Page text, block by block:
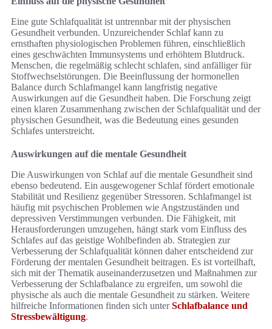
Eine gute Schlafqualität ist untrennbar mit der physischen
Gesundheit verbunden. Unzureichender Schlaf kann zu
ernsthaften physiologischen Problemen führen, einschließlich
eines geschwächten Immunsystems und erhöhtem Blutdruck.
Menschen, die regelmäßig schlecht schlafen, sind anfälliger für
Stoffwechselstörungen. Die Beeinflussung der hormonellen
Balance durch Schlafmangel kann langfristig negative
Auswirkungen auf die Gesundheit haben. Die Forschung zeigt
einen klaren Zusammenhang zwischen der Schlafqualität und der
physischen Gesundheit, was die Bedeutung eines gesunden
Schlafes unterstreicht.
Auswirkungen auf die mentale Gesundheit
Die Auswirkungen von Schlaf auf die mentale Gesundheit sind
ebenso bedeutend. Ein ausgewogener Schlaf fördert emotionale
Stabilität und Resilienz gegenüber Stressoren. Schlafmangel ist
häufig mit psychischen Problemen wie Angstzuständen und
depressiven Verstimmungen verbunden. Die Fähigkeit, mit
Herausforderungen umzugehen, hängt stark vom Einfluss des
Schlafes auf das geistige Wohlbefinden ab. Strategien zur
Verbesserung der Schlafqualität können daher entscheidend zur
Förderung der mentalen Gesundheit beitragen. Es ist vorteilhaft,
sich mit der Thematik auseinanderzusetzen und Maßnahmen zur
Verbesserung der Schlafbalance zu ergreifen, um sowohl die
physische als auch die mentale Gesundheit zu stärken. Weitere
hilfreiche Informationen finden sich unterSchlafbalance und
Stressbewältigung.